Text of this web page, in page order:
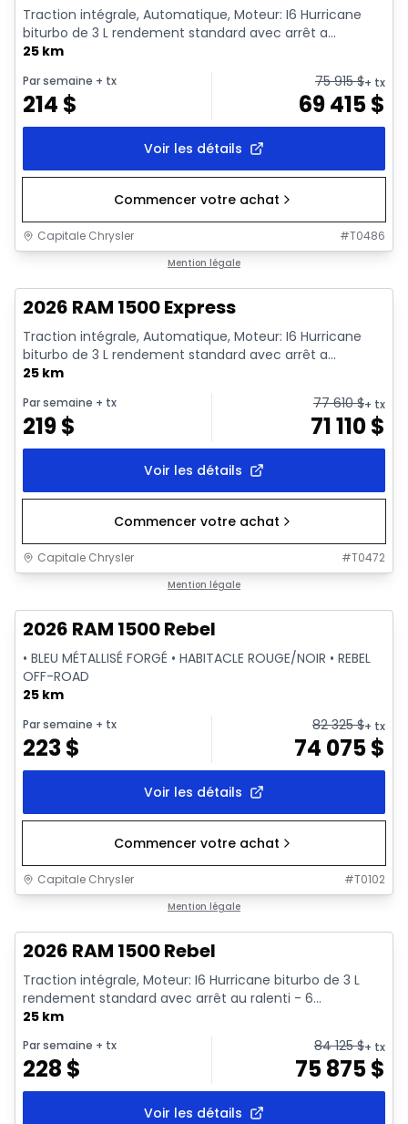
Traction intégrale, Automatique, Moteur: I6 Hurricane
biturbo de 3 L rendement standard avec arrêt a...
25 km
Par semaine + tx
214 $
75 915$+ tx
69 415$
Voir les détails
Commencer votre achat
Capitale Chrysler #T0486
Mention légale
2026 RAM 1500 Express
Traction intégrale, Automatique, Moteur: I6 Hurricane
biturbo de 3 L rendement standard avec arrêt a...
25 km
Par semaine + tx
219$
77 610$+ tx
71 110$
Voir les détails
Commencer votre achat
Capitale Chrysler #T0472
Mention légale
2026 RAM 1500 Rebel
• BLEU MÉTALLISÉ FORGÉ • HABITACLE ROUGE/NOIR • REBEL
OFF-ROAD
25 km
Par semaine + tx
223$
82 325$+ tx
74 075$
Voir les détails
Commencer votre achat
Capitale Chrysler #T0102
Mention légale
2026 RAM 1500 Rebel
Traction intégrale, Moteur: I6 Hurricane biturbo de 3 L
rendement standard avec arrêt au ralenti - 6...
25 km
Par semaine + tx
228 $
84 125$+ tx
75 875$
Voir les détails